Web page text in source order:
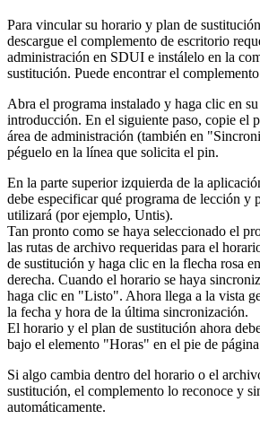
Para vincular su horario y plan de
descargue el complemento de escritorio
administración en SDUI e instálelo en la
sustitución. Puede encontrar el
Abra el programa instalado y haga clic en
introducción. En el siguiente paso, copie el
área de administración (también en
péguelo en la línea que solicita el pin.
En la parte superior izquierda de la
debe especificar qué programa de lección y
utilizará (por ejemplo, Untis).
Tan pronto como se haya seleccionado el
las rutas de archivo requeridas para el
de sustitución y haga clic en la flecha rosa
derecha. Cuando el horario se haya
haga clic en "Listo". Ahora llega a la vista
la fecha y hora de la última sincronización.
El horario y el plan de sustitución ahora
bajo el elemento "Horas" en el pie de
Si algo cambia dentro del horario o el
sustitución, el complemento lo reconoce y
automáticamente.